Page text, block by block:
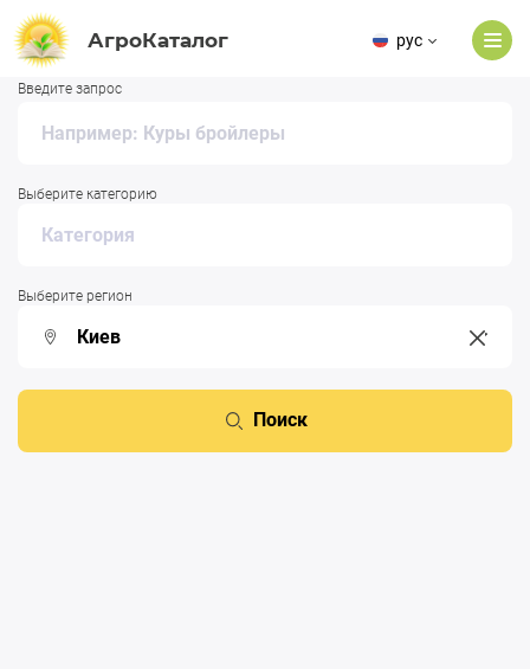
АгроКаталог рус
Введите запрос
Выберите категорию
Выберите регион
Поиск